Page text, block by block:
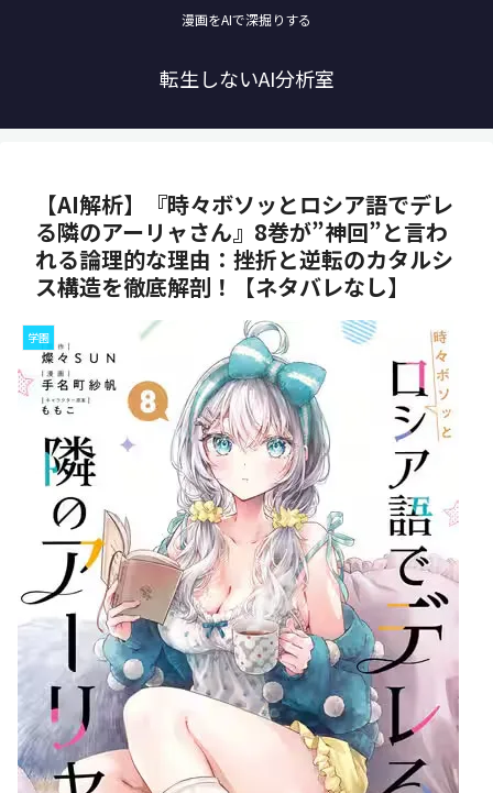
漫画をAIで深掘りする
転生しないAI分析室
【AI解析】『時々ボソッとロシア語でデレ
る隣のアーリャさん』8巻が”神回”と言わ
れる論理的な理由：挫折と逆転のカタルシ
ス構造を徹底解剖！【ネタバレなし】
学園